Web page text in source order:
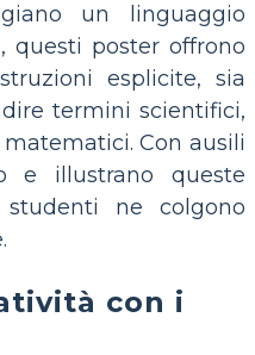
un linguaggio
questi poster offrono
esplicite, sia
termini scientifici,
Con ausili
e illustrano queste
ne colgono
con i